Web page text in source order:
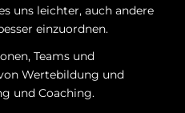
uns leichter, auch andere
einzuordnen.
Teams und
Wertebildung und
und Coaching.